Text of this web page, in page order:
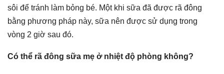
sôi để tránh làm bỏng bé. Một khi sữa đã được rã đông
bằng phương pháp này, sữa nên được sử dụng trong
vòng 2 giờ sau đó.
Có thể rã đông sữa mẹ ở nhiệt độ phòng không?